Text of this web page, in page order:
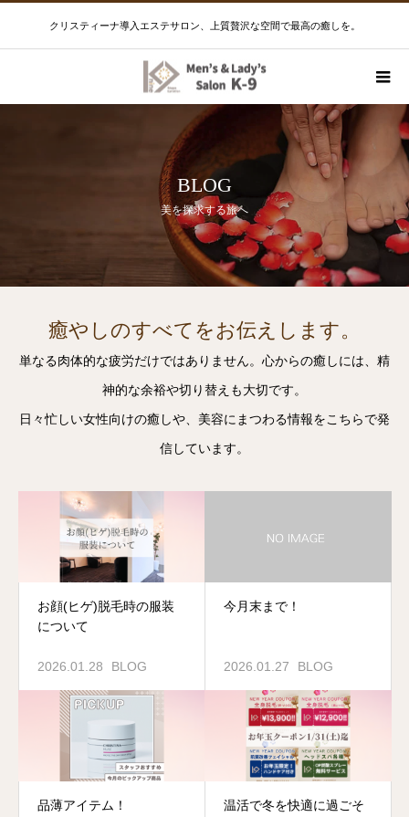
クリスティーナ導入エステサロン、上質贅沢な空間で最高の癒しを。
BLOG
美を探求する旅へ
癒やしのすべてをお伝えします。
単なる肉体的な疲労だけではありません。心からの癒しには、精
神的な余裕や切り替えも大切です。
日々忙しい女性向けの癒しや、美容にまつわる情報をこちらで発
信しています。
お顔(ヒゲ)脱毛時の服装
について
2026.01.28 BLOG
今月末まで！
2026.01.27 BLOG
品薄アイテム！
温活で冬を快適に過ごそ